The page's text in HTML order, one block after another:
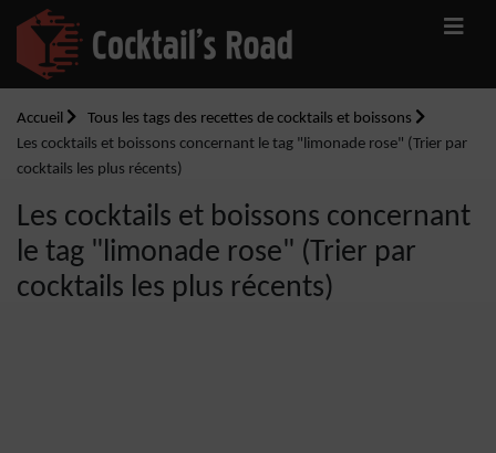
Accueil
Tous les tags des recettes de cocktails et boissons
Les cocktails et boissons concernant le tag "limonade rose" (Trier par
cocktails les plus récents)
Les cocktails et boissons concernant
le tag "limonade rose" (Trier par
cocktails les plus récents)